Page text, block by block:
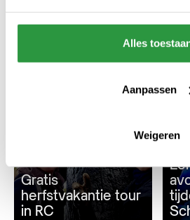
Alles
Aanpassen
Weigeren
Gratis
herfstvakantie tour
in RC